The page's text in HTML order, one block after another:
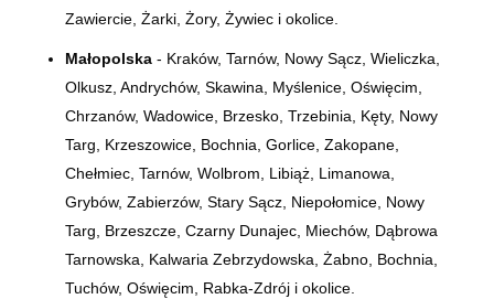
Zawiercie, Żarki, Żory, Żywiec i okolice.
Małopolska- Kraków, Tarnów, Nowy Sącz, Wieliczka,
Olkusz, Andrychów, Skawina, Myślenice, Oświęcim,
Chrzanów, Wadowice, Brzesko, Trzebinia, Kęty, Nowy
Targ, Krzeszowice, Bochnia, Gorlice, Zakopane,
Chełmiec, Tarnów, Wolbrom, Libiąż, Limanowa,
Grybów, Zabierzów, Stary Sącz, Niepołomice, Nowy
Targ, Brzeszcze, Czarny Dunajec, Miechów, Dąbrowa
Tarnowska, Kalwaria Zebrzydowska, Żabno, Bochnia,
Tuchów, Oświęcim, Rabka-Zdrój i okolice.